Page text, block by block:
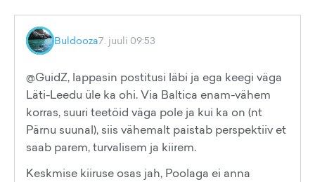
Buldooza7. juuli 09:53
@GuidZ, lappasin postitusi läbi ja ega keegi väga
Läti-Leedu üle ka ohi. Via Baltica enam-vähem
korras, suuri teetöid väga pole ja kui ka on (nt
Pärnu suunal), siis vähemalt paistab perspektiiv et
saab parem, turvalisem ja kiirem.
Keskmise kiiruse osas jah, Poolaga ei anna